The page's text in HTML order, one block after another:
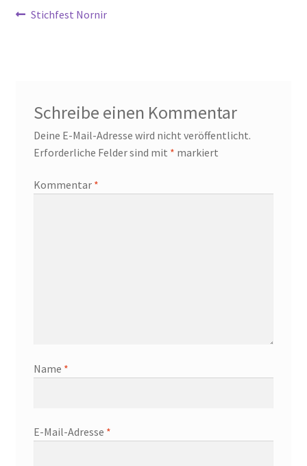
Beitragsnavigation
Vorheriger
Stichfest Nornir
Schreibe einen Kommentar
Deine E-Mail-Adresse wird nicht veröffentlicht.
Erforderliche Felder sind mit * markiert
Kommentar *
Name *
E-Mail-Adresse *